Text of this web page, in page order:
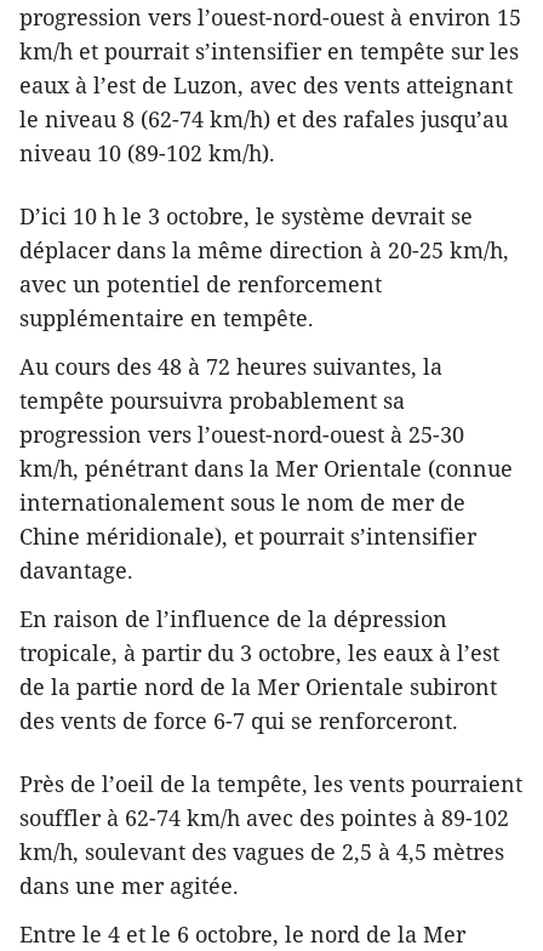
progression vers l’ouest-nord-ouest à environ 15
km/h et pourrait s’intensifier en tempête sur les
eaux à l’est de Luzon, avec des vents atteignant
le niveau 8 (62-74 km/h) et des rafales jusqu’au
niveau 10 (89-102 km/h).
D’ici 10 h le 3 octobre, le système devrait se
déplacer dans la même direction à 20-25 km/h,
avec un potentiel de renforcement
supplémentaire en tempête.
Au cours des 48 à 72 heures suivantes, la
tempête poursuivra probablement sa
progression vers l’ouest-nord-ouest à 25-30
km/h, pénétrant dans la Mer Orientale (connue
internationalement sous le nom de mer de
Chine méridionale), et pourrait s’intensifier
davantage.
En raison de l’influence de la dépression
tropicale, à partir du 3 octobre, les eaux à l’est
de la partie nord de la Mer Orientale subiront
des vents de force 6-7 qui se renforceront.
Près de l’oeil de la tempête, les vents pourraient
souffler à 62-74 km/h avec des pointes à 89-102
km/h, soulevant des vagues de 2,5 à 4,5 mètres
dans une mer agitée.
Entre le 4 et le 6 octobre, le nord de la Mer